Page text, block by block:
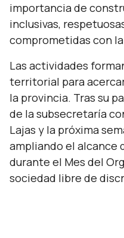
importancia de
inclusivas,
comprometidas con
Las actividades
territorial para
la provincia. Tras su
de la subsecretaría
Lajas y la próxima
ampliando el alcance
durante el Mes del
sociedad libre de